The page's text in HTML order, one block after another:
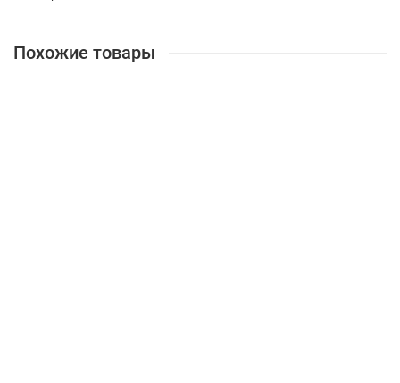
Похожие товары